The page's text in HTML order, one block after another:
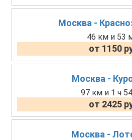
Москва -
46 км и 53
от 1150
Москва -
97 км и 1 ч
от 2425
Москва -